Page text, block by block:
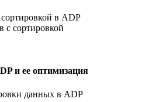
в ADP
с сортировкой
и ее оптимизация
данных в ADP